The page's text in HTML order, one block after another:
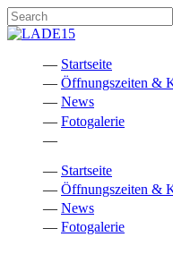
Skip
to
content
Close
Startseite
Öffnungszeiten &
News
Fotogalerie
Startseite
Öffnungszeiten &
News
Fotogalerie